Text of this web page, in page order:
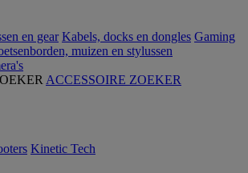
en gear Kabels, docks en dongles Gaming
muizen en stylussen
ACCESSOIRE ZOEKER
Kinetic Tech